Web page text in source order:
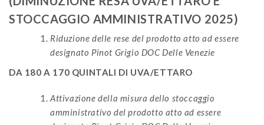
STOCCAGGIO AMMINISTRATIVO 2025)
Riduzione delle rese del prodotto atto ad essere
designato Pinot Grigio DOC Delle Venezie
DA 180 A 170 QUINTALI DI UVA/ETTARO
Attivazione della misura dello stoccaggio
amministrativo del prodotto atto ad essere